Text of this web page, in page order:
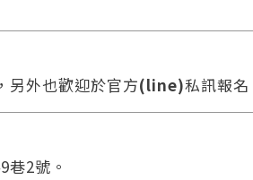
另外也歡迎於官方(line)私訊報
巷2號。